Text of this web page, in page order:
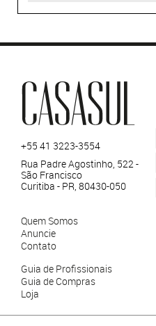
+55 41 3223-3554
Rua Padre Agostinho, 522 -
São Francisco
Curitiba - PR, 80430-050
Quem Somos
Anuncie
Contato
Guia de Profissionais
Guia de Compras
Loja